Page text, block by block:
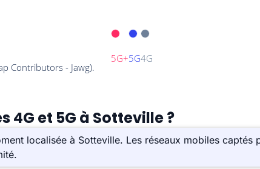
4G et 5G à Sotteville ?
localisée à Sotteville. Les réseaux mobiles